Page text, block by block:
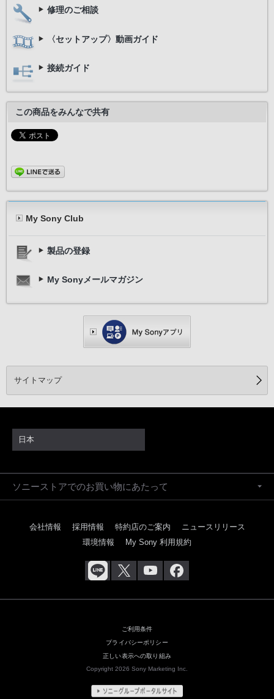
修理のご相談
〈セットアップ〉動画ガイド
接続ガイド
この商品をみんなで共有
My Sony Club
製品の登録
My Sonyメールマガジン
サイトマップ
日本
ソニーストアでのお買い物にあたって
会社情報 採用情報 特約店のご案内
ニュースリリース
環境情報
My Sony 利用規約
ご利用条件
プライバシーポリシー
正しい表示への取り組み
Copyright 2026 Sony Marketing Inc.